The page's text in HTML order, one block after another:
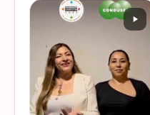
De cuando te toca ser la
entrevistada. Un placer
platicar con Esther Luiselli
de tus finanzas en la serie
de "Mu…
VER EN
INSTAGRAM